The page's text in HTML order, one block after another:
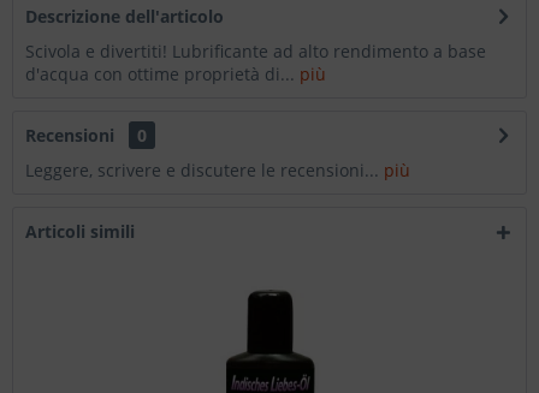
Descrizione dell'articolo
Scivola e divertiti! Lubrificante ad alto rendimento a base
d'acqua con ottime proprietà di... più
Recensioni
0
Leggere, scrivere e discutere le recensioni... più
Articoli simili